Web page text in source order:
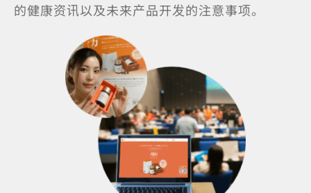
的健康资讯以及未来产品开发的注意事项。